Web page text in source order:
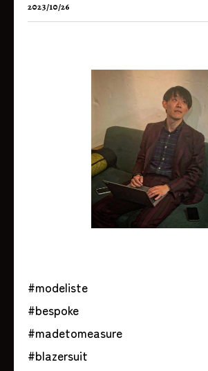
2023/10/26
#modeliste
#bespoke
#madetomeasure
#blazersuit